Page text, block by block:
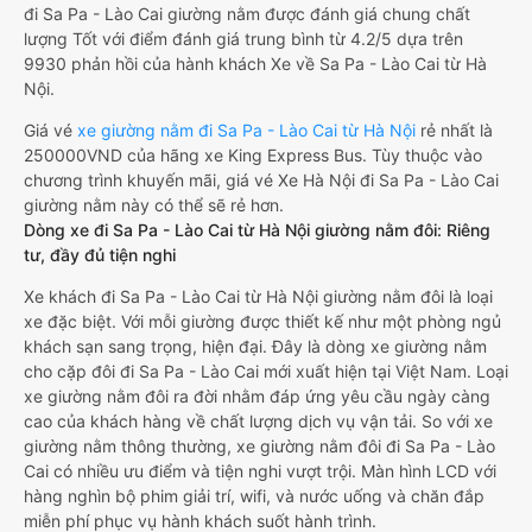
đi Sa Pa - Lào Cai giường nằm được đánh giá chung chất
lượng Tốt với điểm đánh giá trung bình từ 4.2/5 dựa trên
9930 phản hồi của hành khách Xe về Sa Pa - Lào Cai từ Hà
Nội.
Giá vé xe giường nằm đi Sa Pa - Lào Cai từ Hà Nội rẻ nhất là
250000VND của hãng xe King Express Bus. Tùy thuộc vào
chương trình khuyến mãi, giá vé Xe Hà Nội đi Sa Pa - Lào Cai
giường nằm này có thể sẽ rẻ hơn.
Dòng xe đi Sa Pa - Lào Cai từ Hà Nội giường nằm đôi: Riêng
tư, đầy đủ tiện nghi
Xe khách đi Sa Pa - Lào Cai từ Hà Nội giường nằm đôi là loại
xe đặc biệt. Với mỗi giường được thiết kế như một phòng ngủ
khách sạn sang trọng, hiện đại. Đây là dòng xe giường nằm
cho cặp đôi đi Sa Pa - Lào Cai mới xuất hiện tại Việt Nam. Loại
xe giường nằm đôi ra đời nhằm đáp ứng yêu cầu ngày càng
cao của khách hàng về chất lượng dịch vụ vận tải. So với xe
giường nằm thông thường, xe giường nằm đôi đi Sa Pa - Lào
Cai có nhiều ưu điểm và tiện nghi vượt trội. Màn hình LCD với
hàng nghìn bộ phim giải trí, wifi, và nước uống và chăn đắp
miễn phí phục vụ hành khách suốt hành trình.